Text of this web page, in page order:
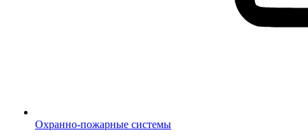
Охранно-пожарные системы